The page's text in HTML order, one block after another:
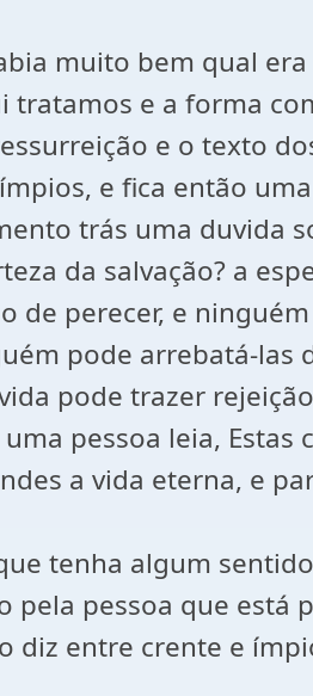
muito bem qual
e a forma
e o texto
e fica então
trás uma duvida
da salvação? a
de perecer, e
pode arrebatá-las
pode trazer
pessoa leia, Estas
a vida eterna, e
tenha algum
pessoa que
entre crente e